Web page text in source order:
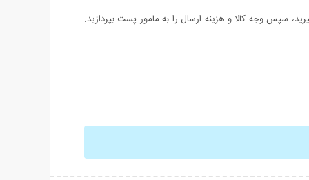
سپس وجه کالا و هزینه ارسال را به مامور پست بپردازید.